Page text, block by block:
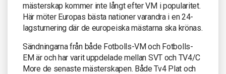
mästerskap kommer inte långt efter VM i popularitet.
Här möter Europas bästa nationer varandra i en 24-
lagsturnering där de europeiska mästarna ska krönas.
Sändningarna från både Fotbolls-VM och Fotbolls-
EM är och har varit uppdelade mellan SVT och TV4/C
More de senaste mästerskapen. Både Tv4 Plat och